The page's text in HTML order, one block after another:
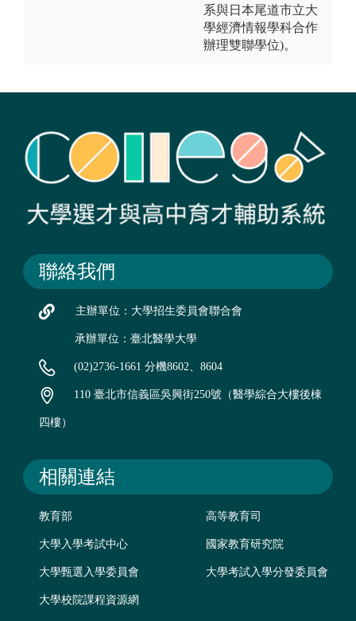
系與日本尾道市立大
學經濟情報學科合作
辦理雙聯學位)。
聯絡我們
主辦單位：大學招生委員會聯合會
承辦單位：臺北醫學大學
(02)2736-1661 分機8602、8604
110 臺北市信義區吳興街250號（醫學綜合大樓後棟
四樓）
相關連結
教育部 高等教育司
大學入學考試中心 國家教育研究院
大學甄選入學委員會 大學考試入學分發委員會
大學校院課程資源網